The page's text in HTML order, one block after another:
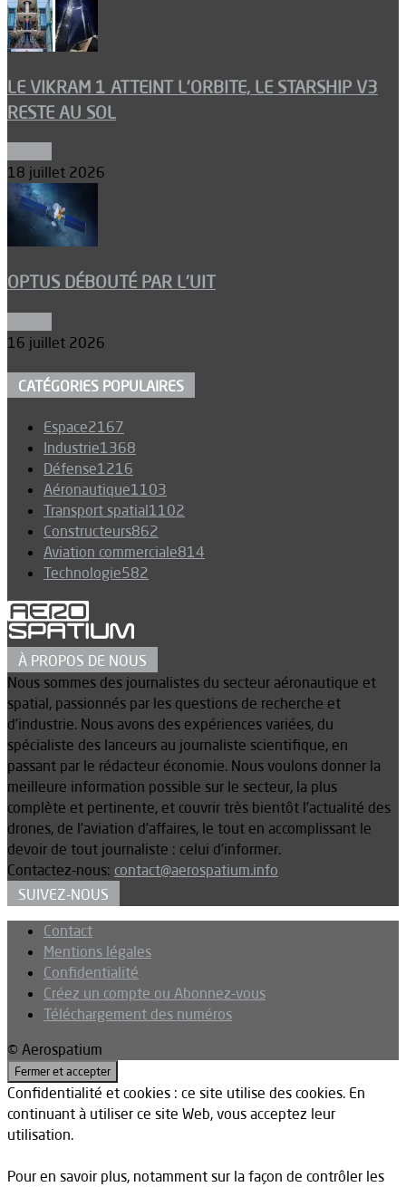
LE VIKRAM 1 ATTEINT L’ORBITE, LE STARSHIP V3
RESTE AU SOL
18 juillet 2026
OPTUS DÉBOUTÉ PAR L’UIT
16 juillet 2026
CATÉGORIES POPULAIRES
Espace2167
Industrie1368
Défense1216
Aéronautique1103
Transport spatial1102
Constructeurs862
Aviation commerciale814
Technologie582
À PROPOS DE NOUS
Nous sommes des journalistes du secteur aéronautique et
spatial, passionnés par les questions de recherche et
d’industrie. Nous avons des expériences variées, du
spécialiste des lanceurs au journaliste scientifique, en
passant par le rédacteur économie. Nous voulons donner la
meilleure information possible sur le secteur, la plus
complète et pertinente, et couvrir très bientôt l’actualité des
drones, de l’aviation d’affaires, le tout en accomplissant le
devoir de tout journaliste : celui d’informer.
Contactez-nous: contact@aerospatium.info
SUIVEZ-NOUS
Contact
Mentions légales
Confidentialité
Créez un compte ou Abonnez-vous
Téléchargement des numéros
© Aerospatium
Confidentialité et cookies : ce site utilise des cookies. En
continuant à utiliser ce site Web, vous acceptez leur
utilisation.
Pour en savoir plus, notamment sur la façon de contrôler les